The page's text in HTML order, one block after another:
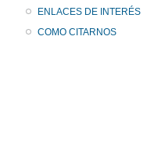
ENLACES DE INTERÉS
COMO CITARNOS